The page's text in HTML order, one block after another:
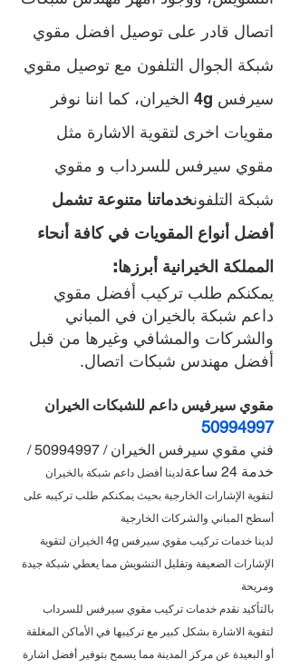
اتصال قادر على توصيل افضل مقوي
شبكة الجوال التلفون مع توصيل مقوي
سيرفس 4g الخيران، كما اننا نوفر
مقويات اخرى لتقوية الاشارة مثل
مقوي سيرفس للسرداب و مقوي
شبكة التلفونخدماتنا متنوعة تشمل
أفضل أنواع المقويات في كافة أنحاء
المملكة الخيرانية أبرزها:
يمكنكم طلب تركيب أفضل مقوي
داعم شبكة بالخيران في المباني
والشركات والمشافي وغيرها من قبل
أفضل مهندس شبكات اتصال.
مقوي سيرفيس داعم للشبكات الخيران
50994997
فني مقوي سيرفس الخيران / 50994997 /
خدمة 24 ساعة
لدينا أفضل داعم شبكة بالخيران
لتقوية الإشارات الخارجية بحيث يمكنكم طلب تركيبه على
أسطح المباني والشركات الخارجية
لدينا خدمات تركيب مقوي سيرفس 4g الخيران لتقوية
الإشارات الضعيفة وتقليل التشويش مما يعطي شبكة جيدة
ومريحة
بالتأكيد نقدم خدمات تركيب مقوي سيرفس للسرداب
لتقوية الاشارة بشكل كبير مع تركيبها في الأماكن المغلقة
أو البعيدة عن مركز المدينة مما يسمح بتوفير أفضل اشارة